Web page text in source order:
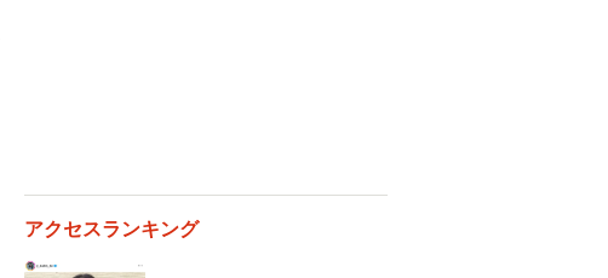
アクセスランキング